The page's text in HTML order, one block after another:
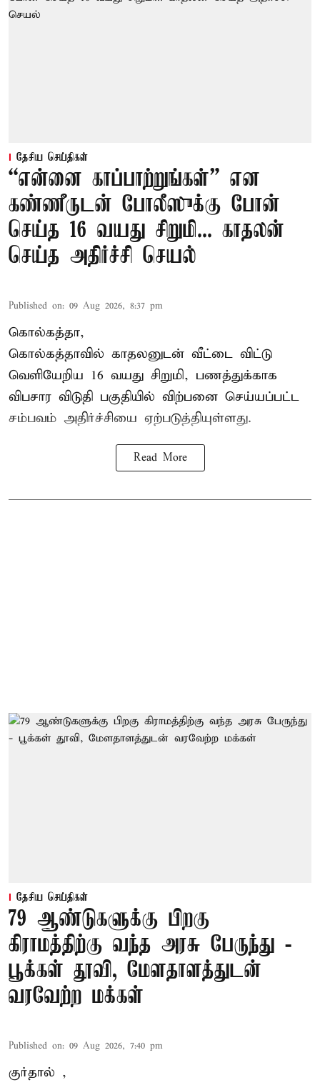
தேசிய செய்திகள்
“என்னை காப்பாற்றுங்கள்” என
கண்ணீருடன் போலீஸுக்கு போன்
செய்த 16 வயது சிறுமி... காதலன்
செய்த அதிர்ச்சி செயல்
Published on: 09 Aug 2026, 8:37 pm
கொல்கத்தா,
கொல்கத்தாவில் காதலனுடன் வீட்டை விட்டு
வெளியேறிய 16 வயது சிறுமி, பணத்துக்காக
விபசார விடுதி பகுதியில் விற்பனை செய்யப்பட்ட
சம்பவம் அதிர்ச்சியை ஏற்படுத்தியுள்ளது.
Read More
தேசிய செய்திகள்
79 ஆண்டுகளுக்கு பிறகு
கிராமத்திற்கு வந்த அரசு பேருந்து -
பூக்கள் தூவி, மேளதாளத்துடன்
வரவேற்ற மக்கள்
Published on: 09 Aug 2026, 7:40 pm
குர்தால் ,